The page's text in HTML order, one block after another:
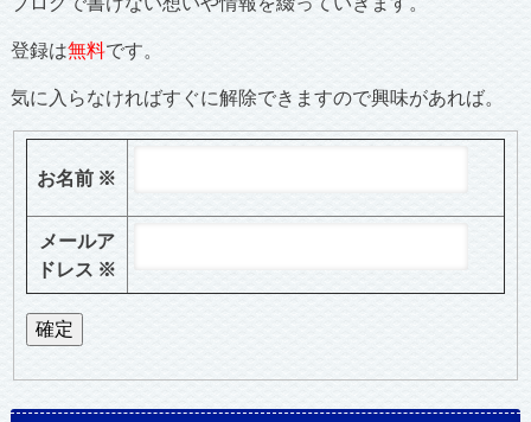
登録は無料です。
気に入らなければすぐに解除できますので興味があれば。
お名前 ※
メールア
ドレス ※